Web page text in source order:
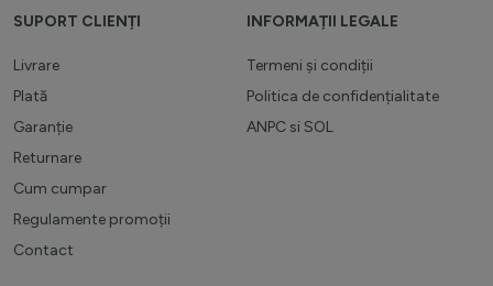
SUPORT CLIENȚI
Livrare
Plată
Garanție
Returnare
Cum cumpar
Regulamente promoții
Contact
INFORMAȚII LEGALE
Termeni și condiții
Politica de confidențialitate
ANPC si SOL